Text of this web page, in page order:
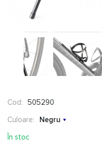
Cod:
505290
Culoare:
Negru
În stoc